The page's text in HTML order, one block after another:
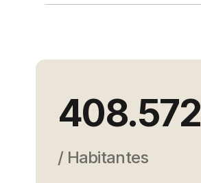
408.572
/ Habitantes